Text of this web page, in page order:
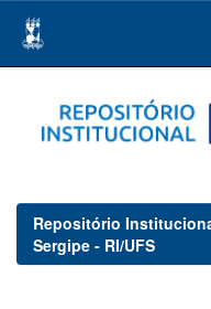
navigation
Repositório
Sergipe - RI/UFS